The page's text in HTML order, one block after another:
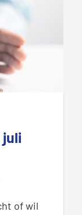
of wil